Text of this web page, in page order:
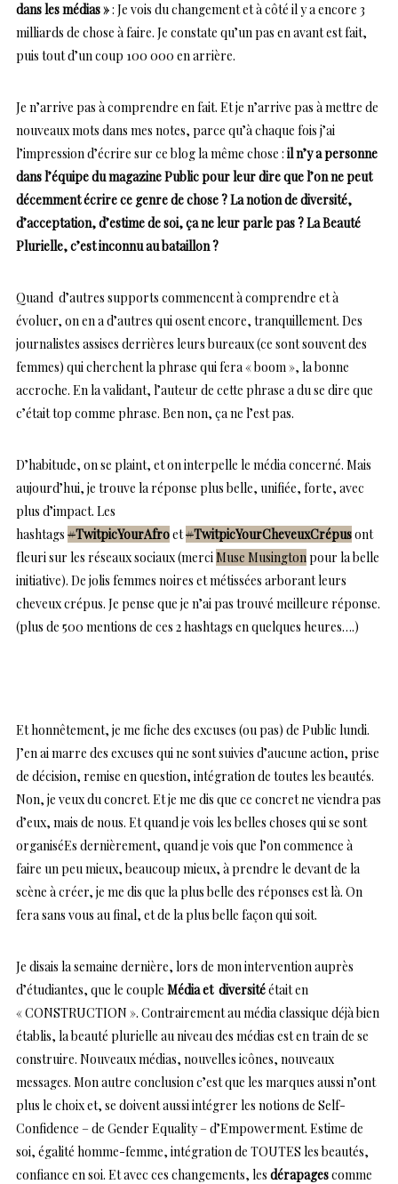
dans les médias »: Je vois du changement et à côté il y a encore 3
milliards de chose à faire. Je constate qu’un pas en avant est fait,
puis tout d’un coup 100 000 en arrière.
Je n’arrive pas à comprendre en fait. Et je n’arrive pas à mettre de
nouveaux mots dans mes notes, parce qu’à chaque fois j’ai
l’impression d’écrire sur ce blog la même chose : il n’y a personne
dans l’équipe du magazine Public pour leur dire que l’on ne peut
décemment écrire ce genre de chose ? La notion de diversité,
d’acceptation, d’estime de soi, ça ne leur parle pas ? La Beauté
Plurielle, c’est inconnu au bataillon ?
Quand d’autres supports commencent à comprendre et à
évoluer, on en a d’autres qui osent encore, tranquillement. Des
journalistes assises derrières leurs bureaux (ce sont souvent des
femmes) qui cherchent la phrase qui fera « boom », la bonne
accroche. En la validant, l’auteur de cette phrase a du se dire que
c’était top comme phrase. Ben non, ça ne l’est pas.
D’habitude, on se plaint, et on interpelle le média concerné. Mais
aujourd’hui, je trouve la réponse plus belle, unifiée, forte, avec
plus d’impact. Les
hashtags #TwitpicYourAfroet#TwitpicYourCheveuxCrépusont
fleuri sur les réseaux sociaux (merciMuse Musingtonpour la belle
initiative). De jolis femmes noires et métissées arborant leurs
cheveux crépus. Je pense que je n’ai pas trouvé meilleure réponse.
(plus de 500 mentions de ces 2 hashtags en quelques heures….)
Et honnêtement, je me fiche des excuses (ou pas) de Public lundi.
J’en ai marre des excuses qui ne sont suivies d’aucune action, prise
de décision, remise en question, intégration de toutes les beautés.
Non, je veux du concret. Et je me dis que ce concret ne viendra pas
d’eux, mais de nous. Et quand je vois les belles choses qui se sont
organiséEs dernièrement, quand je vois que l’on commence à
faire un peu mieux, beaucoup mieux, à prendre le devant de la
scène à créer, je me dis que la plus belle des réponses est là. On
fera sans vous au final, et de la plus belle façon qui soit.
Je disais la semaine dernière, lors de mon intervention auprès
d’étudiantes, que le couple Média et diversitéétait en
« CONSTRUCTION ». Contrairement au média classique déjà bien
établis, la beauté plurielle au niveau des médias est en train de se
construire. Nouveaux médias, nouvelles icônes, nouveaux
messages. Mon autre conclusion c’est que les marques aussi n’ont
plus le choix et, se doivent aussi intégrer les notions de Self-
Confidence – de Gender Equality – d’Empowerment. Estime de
soi, égalité homme-femme, intégration de TOUTES les beautés,
confiance en soi. Et avec ces changements, les dérapagescomme